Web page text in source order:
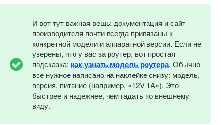
И вот тут важная вещь: документация и сайт
производителя почти всегда привязаны к
конкретной модели и аппаратной версии. Если не
уверены, что у вас за роутер, вот простая
подсказка: как узнать модель роутера. Обычно
все нужное написано на наклейке снизу: модель,
версия, питание (например, «12V 1A»). Это
быстрее и надежнее, чем гадать по внешнему
виду.